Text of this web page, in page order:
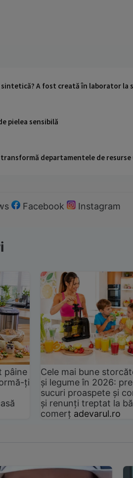
A fost creată în laborator la
pielea sensibilă
departamentele de resurse
Facebook Instagram
pâine
ți
Cele mai bune
și legume în 2026:
sucuri proaspete și
și renunți treptat la
comerț adevarul.ro